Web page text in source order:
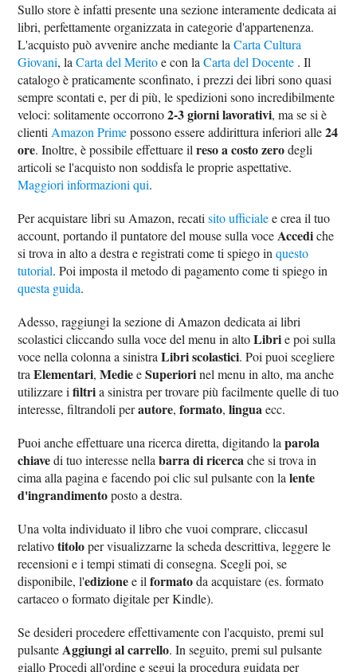
Sullo store è infatti presente una sezione interamente dedicata ai
libri, perfettamente organizzata in categorie d'appartenenza.
L'acquisto può avvenire anche mediante laCarta Cultura
Giovani, laCarta del Meritoe con laCarta del Docente . Il
catalogo è praticamente sconfinato, i prezzi dei libri sono quasi
sempre scontati e, per di più, le spedizioni sono incredibilmente
veloci: solitamente occorrono2-3 giorni lavorativi, ma se si è
clientiAmazon Primepossono essere addirittura inferiori alle24
ore. Inoltre, è possibile effettuare ilreso a costo zerodegli
articoli se l'acquisto non soddisfa le proprie aspettative.
Maggiori informazioni qui.
Per acquistare libri su Amazon, recatisito ufficialee crea il tuo
account, portando il puntatore del mouse sulla voceAccediche
si trova in alto a destra e registrati come ti spiego inquesto
tutorial. Poi imposta il metodo di pagamento come ti spiego in
questa guida.
Adesso, raggiungi la sezione di Amazon dedicata ai libri
scolastici cliccando sulla voce del menu in altoLibrie poi sulla
voce nella colonna a sinistraLibri scolastici. Poi puoi scegliere
traElementari,MedieeSuperiorinel menu in alto, ma anche
utilizzare ifiltria sinistra per trovare più facilmente quelle di tuo
interesse, filtrandoli perautore,formato,linguaecc.
Puoi anche effettuare una ricerca diretta, digitando laparola
chiavedi tuo interesse nellabarra di ricercache si trova in
cima alla pagina e facendo poi clic sul pulsante con lalente
d'ingrandimentoposto a destra.
Una volta individuato il libro che vuoi comprare, cliccasul
relativotitoloper visualizzarne la scheda descrittiva, leggere le
recensioni e i tempi stimati di consegna. Scegli poi, se
disponibile, l'edizionee ilformatoda acquistare (es. formato
cartaceo o formato digitale per Kindle).
Se desideri procedere effettivamente con l'acquisto, premi sul
pulsanteAggiungi al carrello. In seguito, premi sul pulsante
giallo Procedi all'ordine e segui la procedura guidata per